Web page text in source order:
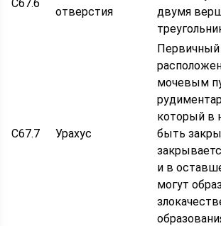
C67.6
отверстия
двумя
C67.7 Урахус
Первичный
мочевым
который в
быть
и в
могут